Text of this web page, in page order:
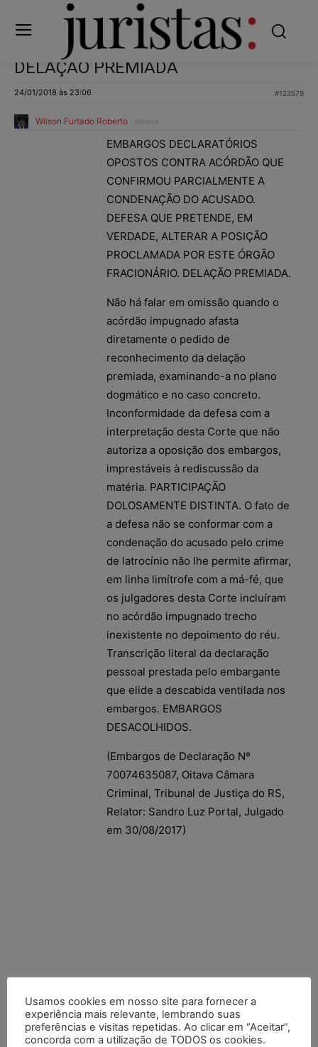
DELAÇÃO PREMIADA
24/01/2018 às 23:06 #123579
Wilson Furtado Roberto Mestre
EMBARGOS DECLARATÓRIOS
OPOSTOS CONTRA ACÓRDÃO QUE
CONFIRMOU PARCIALMENTE A
CONDENAÇÃO DO ACUSADO.
DEFESA QUE PRETENDE, EM
VERDADE, ALTERAR A POSIÇÃO
PROCLAMADA POR ESTE ÓRGÃO
FRACIONÁRIO. DELAÇÃO PREMIADA.
Não há falar em omissão quando o
acórdão impugnado afasta
diretamente o pedido de
reconhecimento da delação
premiada, examinando-a no plano
dogmático e no caso concreto.
Inconformidade da defesa com a
interpretação desta Corte que não
autoriza a oposição dos embargos,
imprestáveis à rediscussão da
matéria. PARTICIPAÇÃO
DOLOSAMENTE DISTINTA. O fato de
a defesa não se conformar com a
condenação do acusado pelo crime
de latrocínio não lhe permite afirmar,
em linha limítrofe com a má-fé, que
os julgadores desta Corte incluíram
no acórdão impugnado trecho
inexistente no depoimento do réu.
Transcrição literal da declaração
pessoal prestada pelo embargante
que elide a descabida ventilada nos
embargos. EMBARGOS
DESACOLHIDOS.
(Embargos de Declaração Nº
70074635087, Oitava Câmara
Criminal, Tribunal de Justiça do RS,
Relator: Sandro Luz Portal, Julgado
em 30/08/2017)
Usamos cookies em nosso site para fornecer a
experiência mais relevante, lembrando suas
preferências e visitas repetidas. Ao clicar em “Aceitar”,
concorda com a utilização de TODOS os cookies.